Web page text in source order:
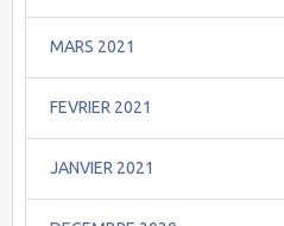
MARS 2021
FEVRIER 2021
JANVIER 2021